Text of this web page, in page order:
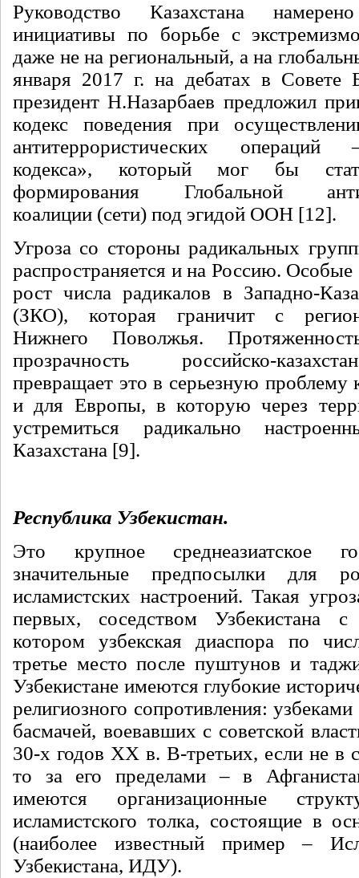
Руководство Казахстана
инициативы по борьбе с
даже не на региональный, а на
января 2017 г. на дебатах в Совете
президент Н.Назарбаев предложил
кодекс поведения при
антитеррористических операций
кодекса», который мог бы
формирования Глобальной
коалиции (сети) под эгидой ООН [12].
Угроза со стороны радикальных
распространяется и на Россию. Особые
рост числа радикалов в Западно-
(ЗКО), которая граничит с
Нижнего Поволжья.
прозрачность российско-
превращает это в серьезную проблему
и для Европы, в которую через
устремиться радикально
Казахстана [9].
Республика Узбекистан.
Это крупное среднеазиатское
значительные предпосылки для
исламистских настроений. Такая
первых, соседством Узбекистана
котором узбекская диаспора по
третье место после пуштунов и
Узбекистане имеются глубокие
религиозного сопротивления:
басмачей, воевавших с советской
30-х годов ХХ в. В-третьих, если не в
то за его пределами – в
имеются организационные
исламистского толка, состоящие в
(наиболее известный пример –
Узбекистана, ИДУ).